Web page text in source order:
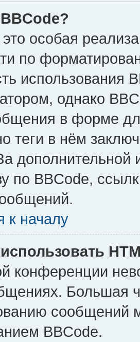
особая
по
использования
однако
в форме
теги в нём
по BBCode,
к началу
конференции
Большая
сообщений
BBCode.